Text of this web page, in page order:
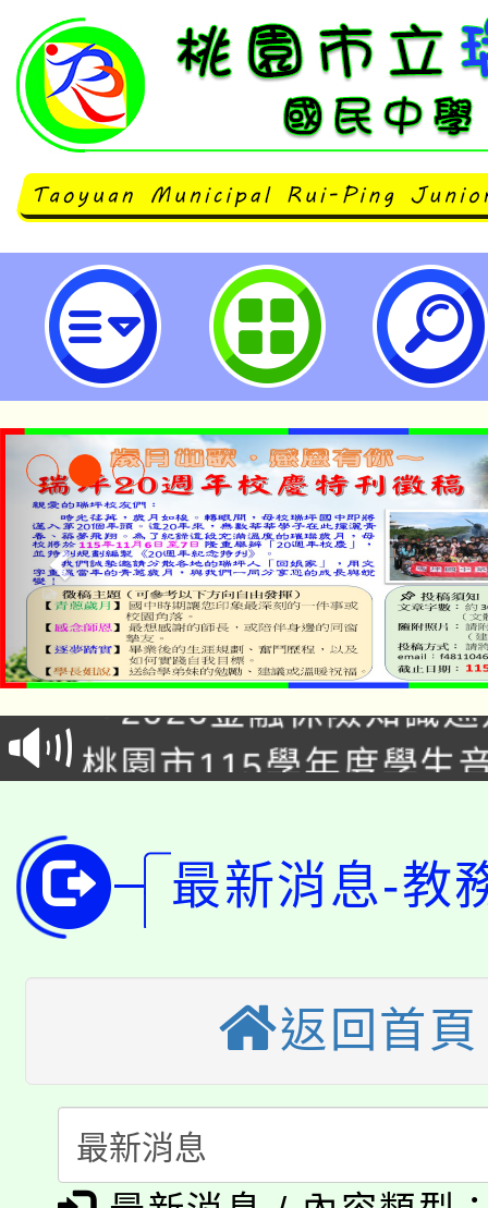
臺北市立西松高級中學辦理 「藝
教師增廣補強研習工作坊-桃園市
公告本校115學年度第
代理(課)教師甄選結果(
「2026金融保險知識
車」活動
桃園市115學年度學生
代理(課)教師甄選結果(
公告本校115學年度第
代理(課)教師甄選結果(
轉知中國文化大學推廣
《TA101》溝通分析基
程，歡迎學生輔導中心
心理、諮商輔導、社會
系所師生報名參加。
轉知苗栗縣政府辦理
縣市「校園短影音徵
門員」簡章及活動海報
踴躍報名參加。
桃園市115學年度學生
要點
「桃園市補助參觀特色
展演活動實施計畫」
115年度「教育部表揚
義教育推展貢獻獎」
公告本校115學年度第
最新消息-教
返回首頁